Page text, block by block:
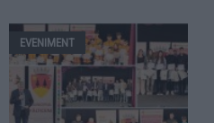
EVENIMENT